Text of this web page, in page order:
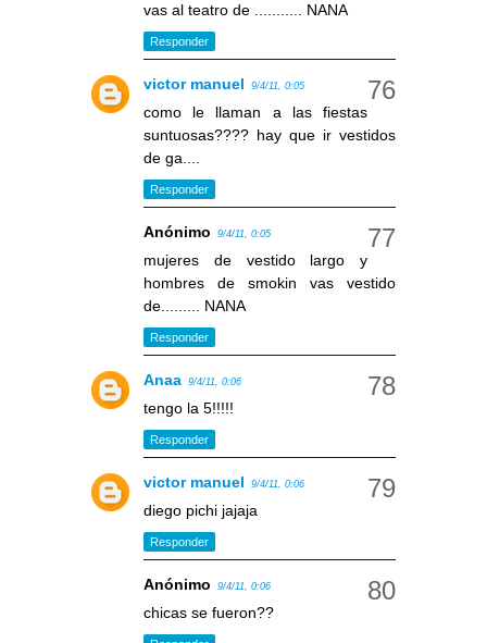
vas al teatro de ........... NANA
Responder
victor manuel 9/4/11, 0:05
como le llaman a las fiestas
suntuosas???? hay que ir vestidos
de ga....
Responder
Anónimo 9/4/11, 0:05
mujeres de vestido largo y
hombres de smokin vas vestido
de......... NANA
Responder
Anaa 9/4/11, 0:06
tengo la 5!!!!!
Responder
victor manuel 9/4/11, 0:06
diego pichi jajaja
Responder
Anónimo 9/4/11, 0:06
chicas se fueron??